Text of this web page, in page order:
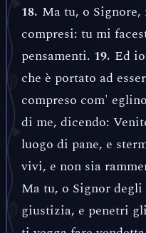
18. Ma tu, o
compresi: tu mi
pensamenti. 19. Ed
che è portato ad
compreso com'
di me, dicendo:
luogo di pane, e
vivi, e non sia
Ma tu, o Signor
giustizia, e penetri